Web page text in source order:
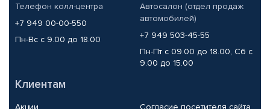
Телефон колл-центра
+7 949 00-00-550
Пн-Вс с 9.00 до 18.00
Автосалон (отдел продаж
автомобилей)
+7 949 503-45-55
Пн-Пт с 09.00 до 18.00, Сб с
9.00 до 15.00
Клиентам
Акции Согласие посетителя сайта